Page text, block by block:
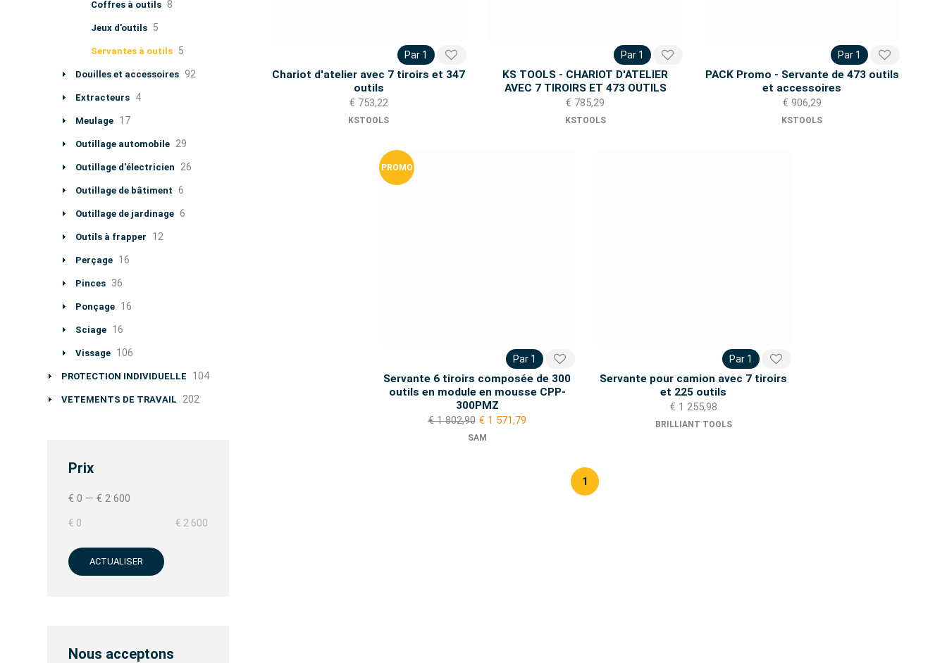
Par 1
Chariot d'atelier avec 7 tiroirs et 347
outils
€ 753,22
KSTOOLS
Par 1
KS TOOLS - CHARIOT D'ATELIER
AVEC 7 TIROIRS ET 473 OUTILS
€ 785,29
KSTOOLS
Par 1
PACK Promo - Servante de 473 outils
et accessoires
€ 906,29
KSTOOLS
PROMO
Par 1
Servante 6 tiroirs composée de 300
outils en module en mousse CPP-
300PMZ
€ 1 802,90 € 1 571,79
SAM
Par 1
Servante pour camion avec 7 tiroirs
et 225 outils
€ 1 255,98
BRILLIANT TOOLS
1
Coffres à outils 8
Jeux d'outils 5
Servantes à outils 5
Douilles et accessoires 92
Extracteurs 4
Meulage 17
Outillage automobile 29
Outillage d'électricien 26
Outillage de bâtiment 6
Outillage de jardinage 6
Outils à frapper 12
Perçage 16
Pinces 36
Ponçage 16
Sciage 16
Vissage 106
PROTECTION INDIVIDUELLE 104
VETEMENTS DE TRAVAIL 202
Prix
€ 0 — € 2 600
€ 0 € 2 600
ACTUALISER
Nous acceptons